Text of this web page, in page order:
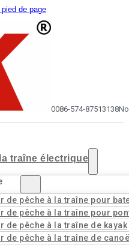
de page
0086-574-87513138
traîne électrique
de pêche à la traîne pour
de pêche à la traîne pour
de pêche à la traîne de kayak
de pêche à la traîne de canoë